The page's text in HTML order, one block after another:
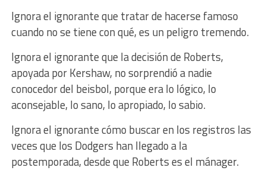
Ignora el ignorante que tratar de hacerse famoso
cuando no se tiene con qué, es un peligro tremendo.
Ignora el ignorante que la decisión de Roberts,
apoyada por Kershaw, no sorprendió a nadie
conocedor del beisbol, porque era lo lógico, lo
aconsejable, lo sano, lo apropiado, lo sabio.
Ignora el ignorante cómo buscar en los registros las
veces que los Dodgers han llegado a la
postemporada, desde que Roberts es el mánager.